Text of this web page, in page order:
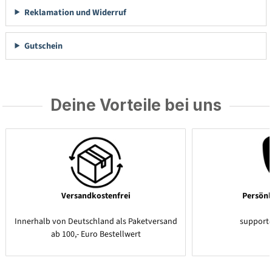
Reklamation und Widerruf
Gutschein
Deine Vorteile bei uns
Versandkostenfrei
Innerhalb von Deutschland als Paketversand
ab 100,- Euro Bestellwert